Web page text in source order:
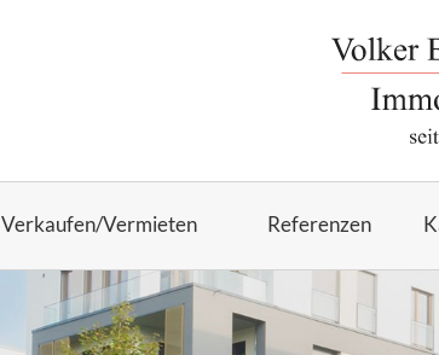
Verkaufen/Vermieten Referenzen